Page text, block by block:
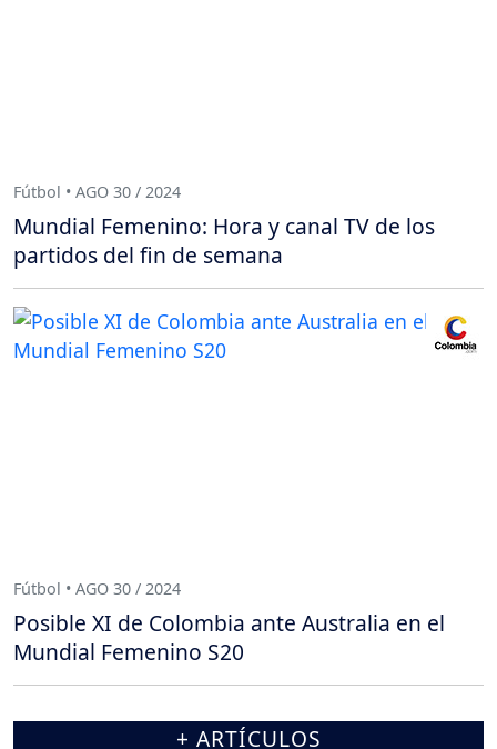
Fútbol • AGO 30 / 2024
Mundial Femenino: Hora y canal TV de los
partidos del fin de semana
Fútbol • AGO 30 / 2024
Posible XI de Colombia ante Australia en el
Mundial Femenino S20
+ ARTÍCULOS